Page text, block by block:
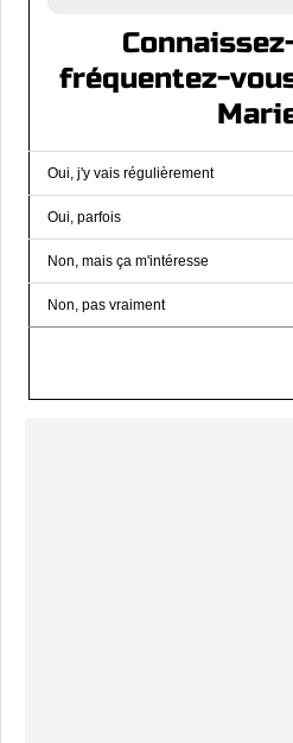
fréquentez-
Oui, j'y vais régulièrement
Oui, parfois
Non, mais ça m'intéresse
Non, pas vraiment